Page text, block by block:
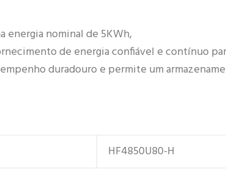
energia nominal de 5KWh,
de energia confiável e contínuo
duradouro e permite um
HF4850U80-H